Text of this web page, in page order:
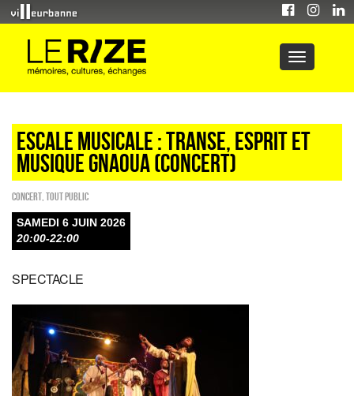
ESCALE MUSICALE : TRANSE, ESPRIT ET
MUSIQUE GNAOUA (concert)
Concert Tout public
SAMEDI 6 JUIN 2026
20:00-22:00
SPECTACLE